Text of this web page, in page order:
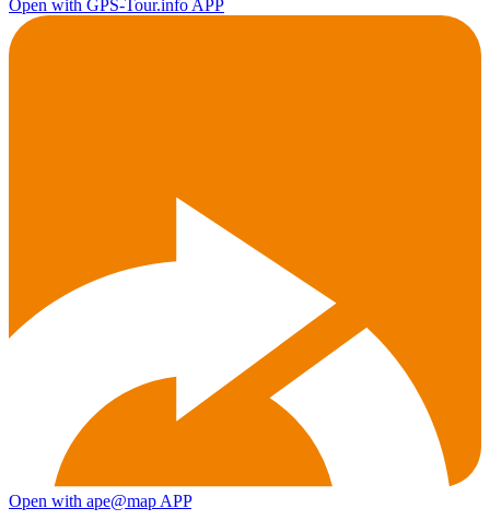
Open with GPS-Tour.info APP
Open with ape@map APP